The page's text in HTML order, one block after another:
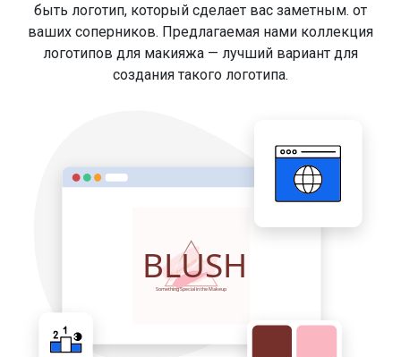
быть логотип, который сделает вас заметным. от
ваших соперников. Предлагаемая нами коллекция
логотипов для макияжа — лучший вариант для
создания такого логотипа.